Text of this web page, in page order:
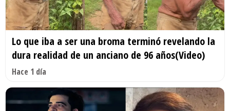
Lo que iba a ser una broma terminó revelando la
dura realidad de un anciano de 96 años(Video)
Hace 1 día